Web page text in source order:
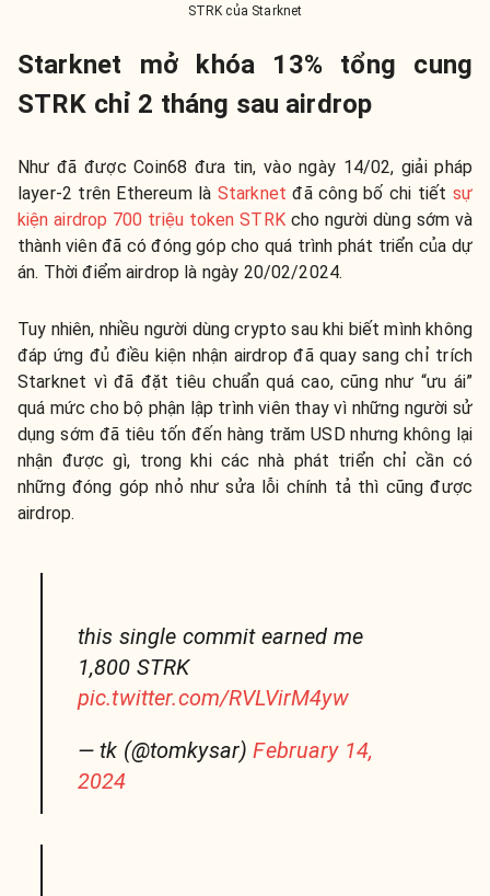
STRK của Starknet
Starknet mở khóa 13% tổng cung
STRK chỉ 2 tháng sau airdrop
Như đã được Coin68 đưa tin, vào ngày 14/02, giải pháp
layer-2 trên Ethereum là Starknet đã công bố chi tiết sự
kiện airdrop 700 triệu token STRKcho người dùng sớm và
thành viên đã có đóng góp cho quá trình phát triển của dự
án. Thời điểm airdrop là ngày 20/02/2024.
Tuy nhiên, nhiều người dùng crypto sau khi biết mình không
đáp ứng đủ điều kiện nhận airdrop đã quay sang chỉ trích
Starknet vì đã đặt tiêu chuẩn quá cao, cũng như “ưu ái”
quá mức cho bộ phận lập trình viên thay vì những người sử
dụng sớm đã tiêu tốn đến hàng trăm USD nhưng không lại
nhận được gì, trong khi các nhà phát triển chỉ cần có
những đóng góp nhỏ như sửa lỗi chính tả thì cũng được
airdrop.
this single commit earned me
1,800 STRK
pic.twitter.com/RVLVirM4yw
— tk (@tomkysar)February 14,
2024